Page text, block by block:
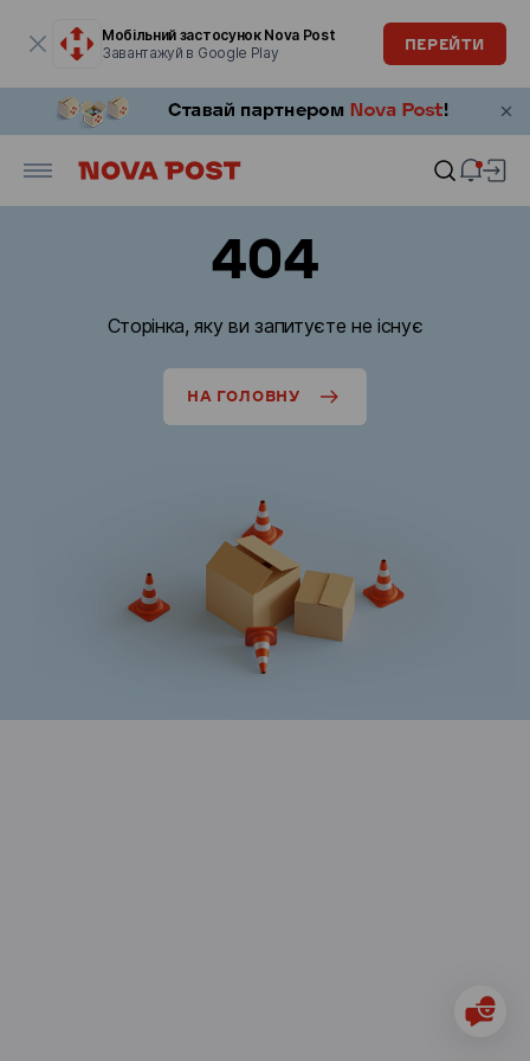
Мобільний застосунок Nova Post
Завантажуй в Google Play
ПЕРЕЙТИ
404
Сторінка, яку ви запитуєте не існує
НА ГОЛОВНУ